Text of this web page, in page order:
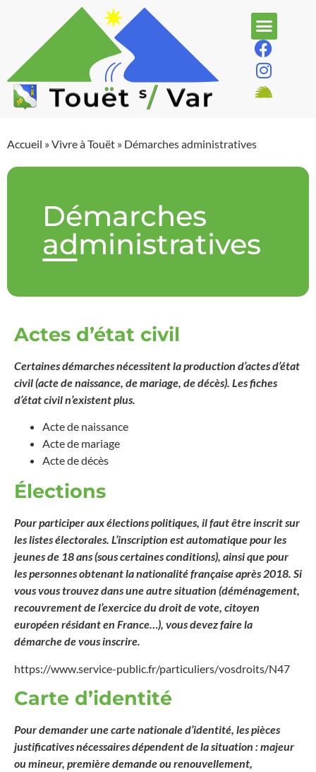
Accueil »Vivre à Touët » Démarches administratives
Démarches
administratives
Actes d’état civil
Certaines démarches nécessitent la production d’actes d’état
civil (acte de naissance, de mariage, de décès). Les fiches
d’état civil n’existent plus.
Acte de naissance
Acte de mariage
Acte de décès
Élections
Pour participer aux élections politiques, il faut être inscrit sur
les listes électorales. L’inscription est automatique pour les
jeunes de 18 ans (sous certaines conditions), ainsi que pour
les personnes obtenant la nationalité française après 2018. Si
vous vous trouvez dans une autre situation (déménagement,
recouvrement de l’exercice du droit de vote, citoyen
européen résidant en France…), vous devez faire la
démarche de vous inscrire.
https://www.service-public.fr/particuliers/vosdroits/N47
Carte d’identité
Pour demander une carte nationale d’identité, les pièces
justificatives nécessaires dépendent de la situation : majeur
ou mineur, première demande ou renouvellement,